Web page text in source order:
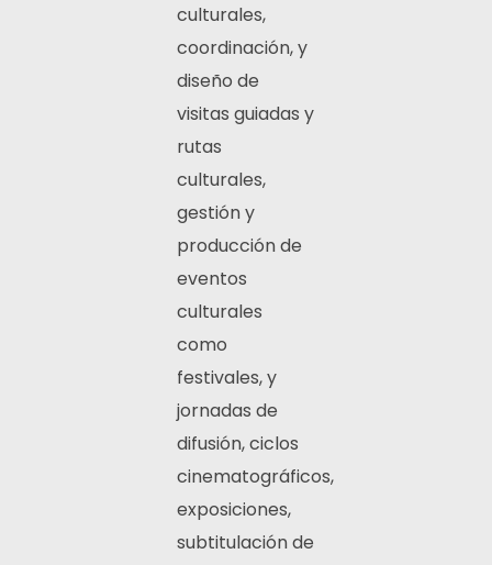
culturales,
coordinación, y
diseño de
visitas guiadas y
rutas
culturales,
gestión y
producción de
eventos
culturales
como
festivales, y
jornadas de
difusión, ciclos
cinematográficos,
exposiciones,
subtitulación de